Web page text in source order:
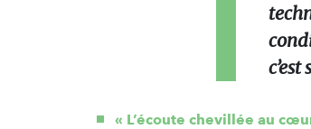
« L’écoute chevillée au